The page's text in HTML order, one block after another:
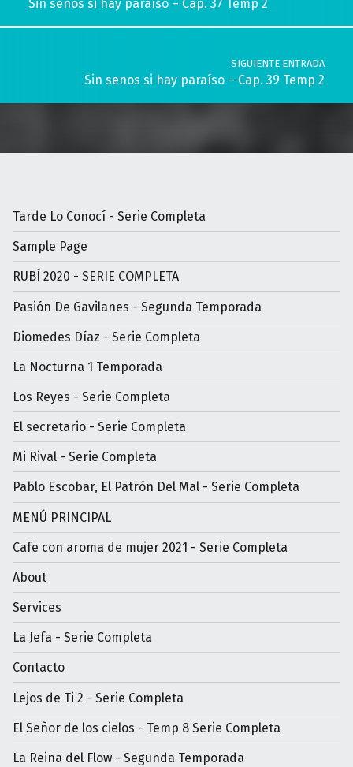
Sin senos si hay paraíso – Cap. 37 Temp 2
SIGUIENTE ENTRADA
Sin senos si hay paraíso – Cap. 39 Temp 2
Tarde Lo Conocí - Serie Completa
Sample Page
RUBÍ 2020 - SERIE COMPLETA
Pasión De Gavilanes - Segunda Temporada
Diomedes Díaz - Serie Completa
La Nocturna 1 Temporada
Los Reyes - Serie Completa
El secretario - Serie Completa
Mi Rival - Serie Completa
Pablo Escobar, El Patrón Del Mal - Serie Completa
MENÚ PRINCIPAL
Cafe con aroma de mujer 2021 - Serie Completa
About
Services
La Jefa - Serie Completa
Contacto
Lejos de Ti 2 - Serie Completa
El Señor de los cielos - Temp 8 Serie Completa
La Reina del Flow - Segunda Temporada